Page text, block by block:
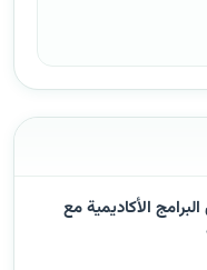
الأكاديمية مع